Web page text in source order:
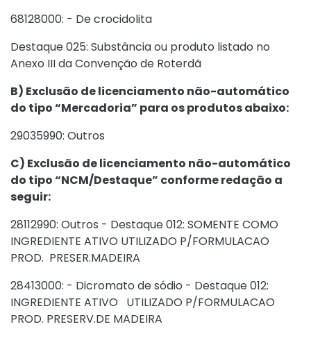
68128000: - De crocidolita
Destaque 025: Substância ou produto listado no
Anexo III da Convenção de Roterdã
B) Exclusão de licenciamento não-automático
do tipo “Mercadoria” para os produtos abaixo:
29035990: Outros
C) Exclusão de licenciamento não-automático
do tipo “NCM/Destaque” conforme redação a
seguir:
28112990: Outros - Destaque 012: SOMENTE COMO
INGREDIENTE ATIVO UTILIZADO P/FORMULACAO
PROD. PRESER.MADEIRA
28413000: - Dicromato de sódio - Destaque 012:
INGREDIENTE ATIVO UTILIZADO P/FORMULACAO
PROD. PRESERV.DE MADEIRA